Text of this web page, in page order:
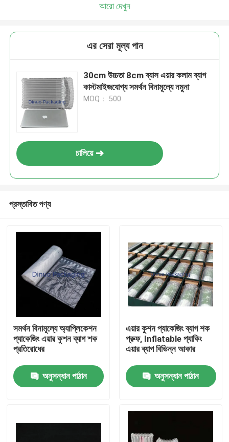
আরো দেখুন
এর সেরা মূল্য পান
30cm উচ্চতা 8cm ব্যাস এয়ার কলাম ব্যাগ
কাস্টমাইজযোগ্য সমর্থন বিনামূল্যে নমুনা
MOQ： 500
চালিয়ে
প্রস্তাবিত পণ্য
সমর্থন বিনামূল্যে অ্যাপ্লিকেশন
প্যাকেজিং এয়ার কুশন ব্যাগ শক
প্রতিরোধের
অনুসন্ধান পাঠান
এয়ার কুশন প্যাকেজিং ব্যাগ শক
প্রুফ, Inflatable প্যাকিং
এয়ার ব্যাগ বিভিন্ন আকার
অনুসন্ধান পাঠান